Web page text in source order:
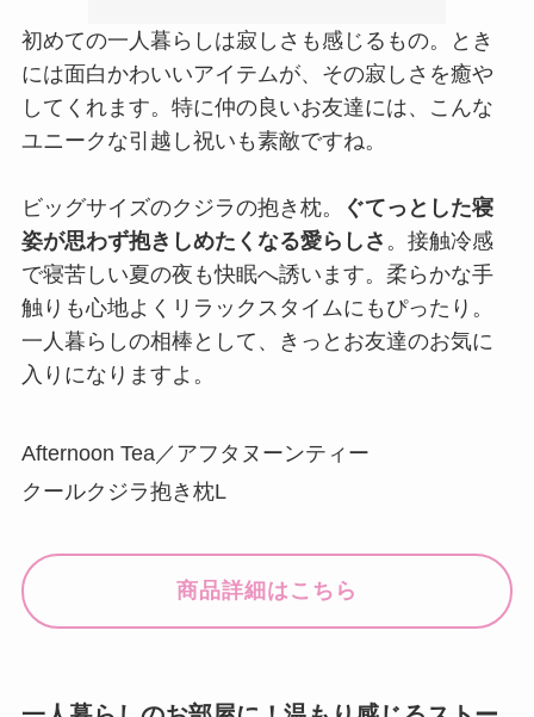
初めての一人暮らしは寂しさも感じるもの。とき
には面白かわいいアイテムが、その寂しさを癒や
してくれます。特に仲の良いお友達には、こんな
ユニークな引越し祝いも素敵ですね。
ビッグサイズのクジラの抱き枕。
ぐてっとした寝
姿が思わず抱きしめたくなる愛らしさ 。接触冷感
で寝苦しい夏の夜も快眠へ誘います。柔らかな手
触りも心地よくリラックスタイムにもぴったり。
一人暮らしの相棒として、きっとお友達のお気に
入りになりますよ。
Afternoon Tea／アフタヌーンティー
クールクジラ抱き枕L
商品詳細はこちら